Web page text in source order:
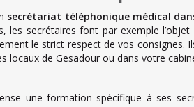
secrétariat téléphonique médical
les secrétaires font par exemple
le strict respect de vos consignes.
locaux de Gesadour ou dans votre
une formation spécifique à ses